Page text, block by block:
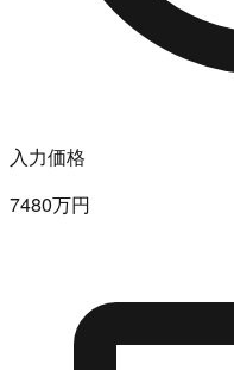
入力価格
7480万円